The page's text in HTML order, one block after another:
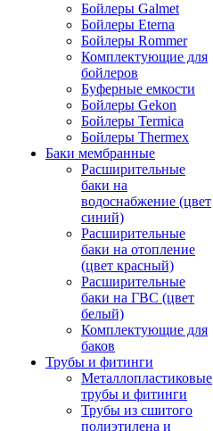
Бойлеры Galmet
Бойлеры Eterna
Бойлеры Rommer
Комплектующие для
бойлеров
Буферные емкости
Бойлеры Gekon
Бойлеры Termica
Бойлеры Thermex
Баки мембранные
Расширительные
баки на
водоснабжение (цвет
синий)
Расширительные
баки на отопление
(цвет красный)
Расширительные
баки на ГВС (цвет
белый)
Комплектующие для
баков
Трубы и фитинги
Металлопластиковые
трубы и фитинги
Трубы из сшитого
полиэтилена и